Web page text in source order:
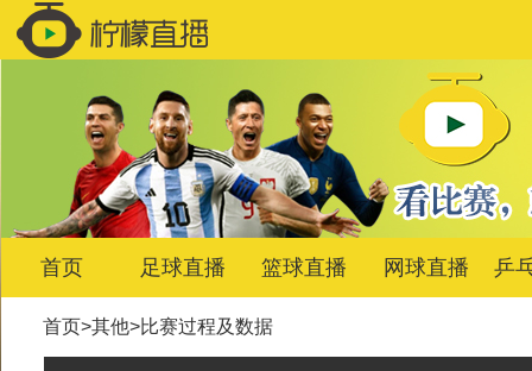
首页 足球直播 篮球直播 网球直播 乒
首页>其他>比赛过程及数据